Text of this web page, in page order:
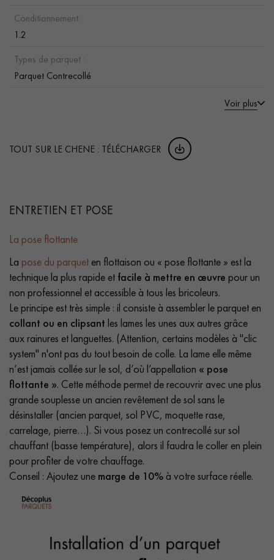
Conditionnement :
1.2
Types de parquet :
Parquet Contrecollé
Voir plus
TOUT SUR LE CHENE : TÉLÉCHARGER
ENTRETIEN ET POSE
La pose flottante
La pose du parquet en flottaison ou « pose flottante » est la
technique la plus rapide et facile à mettre en œuvre pour un
non professionnel et accessible à tous les bricoleurs.
Le principe est très simple : il consiste à assembler le parquet en
collant ou en clipsant les lames les unes aux autres grâce
aux rainures et languettes. (Attention, certains modèles à "clic
system" n'ont pas du tout besoin de colle. La lame elle même
n’est jamais collée sur le sol, d’où l’appellation « pose
flottante ». Cette méthode permet de recouvrir avec une plus
grande souplesse un ancien revêtement de sol sans le
désinstaller (ancien parquet, sol PVC, moquette rase,
carrelage, pierre…). Si vous posez un contrecollé sur sol
chauffant (basse température), alors il faudra le coller en plein
pour profiter de votre chauffage.
Conseil : Ajoutez une marge de 10% à votre surface réelle.